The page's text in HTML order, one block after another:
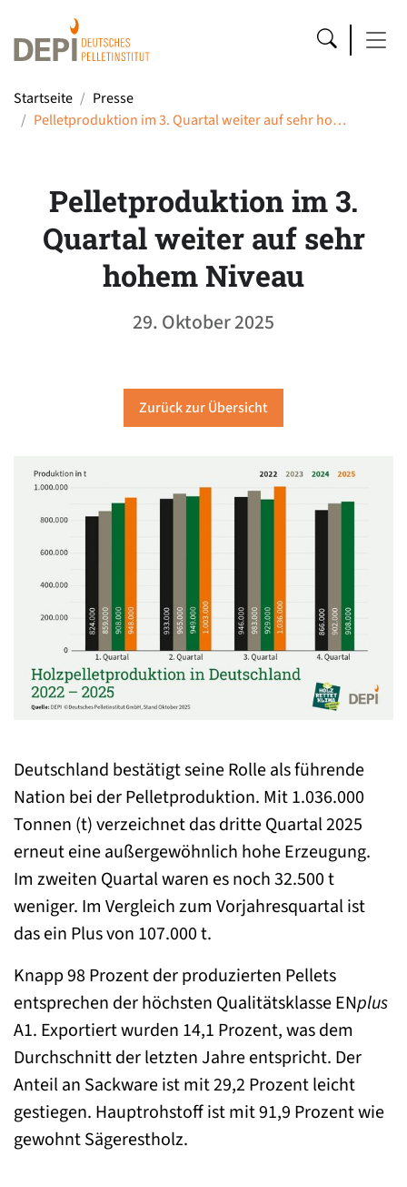
Startseite
Presse
Pelletproduktion im 3. Quartal weiter auf sehr ho…
Pelletproduktion im 3.
Quartal weiter auf sehr
hohem Niveau
29. Oktober 2025
Zurück zur Übersicht
Deutschland bestätigt seine Rolle als führende
Nation bei der Pelletproduktion. Mit 1.036.000
Tonnen (t) verzeichnet das dritte Quartal 2025
erneut eine außergewöhnlich hohe Erzeugung.
Im zweiten Quartal waren es noch 32.500 t
weniger. Im Vergleich zum Vorjahresquartal ist
das ein Plus von 107.000 t.
Knapp 98 Prozent der produzierten Pellets
entsprechen der höchsten Qualitätsklasse ENplus
A1. Exportiert wurden 14,1 Prozent, was dem
Durchschnitt der letzten Jahre entspricht. Der
Anteil an Sackware ist mit 29,2 Prozent leicht
gestiegen. Hauptrohstoff ist mit 91,9 Prozent wie
gewohnt Sägerestholz.